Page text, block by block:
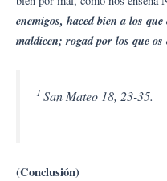
enemigos, haced bien a los
maldicen; rogad por los que
1 San Mateo 18, 23-35.
(Conclusión)